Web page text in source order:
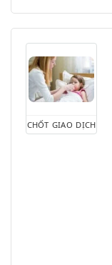
CHỐT GIAO DỊCH